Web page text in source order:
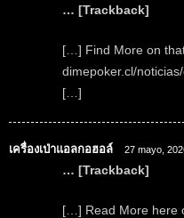
… [Trackback]
[…] Find More on
dimepoker.cl/
[…]
เครื่องเป่าแอลกอฮอล์ 27 mayo,
… [Trackback]
[…] Read More here